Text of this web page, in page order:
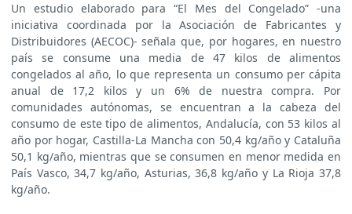
Un estudio elaborado para “El Mes del Congelado” -una
iniciativa coordinada por la Asociación de Fabricantes y
Distribuidores (AECOC)- señala que, por hogares, en nuestro
país se consume una media de 47 kilos de alimentos
congelados al año, lo que representa un consumo per cápita
anual de 17,2 kilos y un 6% de nuestra compra. Por
comunidades autónomas, se encuentran a la cabeza del
consumo de este tipo de alimentos, Andalucía, con 53 kilos al
año por hogar, Castilla-La Mancha con 50,4 kg/año y Cataluña
50,1 kg/año, mientras que se consumen en menor medida en
País Vasco, 34,7 kg/año, Asturias, 36,8 kg/año y La Rioja 37,8
kg/año.